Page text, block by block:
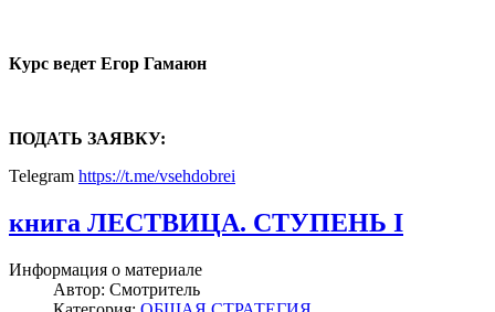
Курс ведет Егор Гамаюн
ПОДАТЬ ЗАЯВКУ:
Telegram https://t.me/vsehdobrei
книга ЛЕСТВИЦА. СТУПЕНЬ I
Информация о материале
Автор: Смотритель